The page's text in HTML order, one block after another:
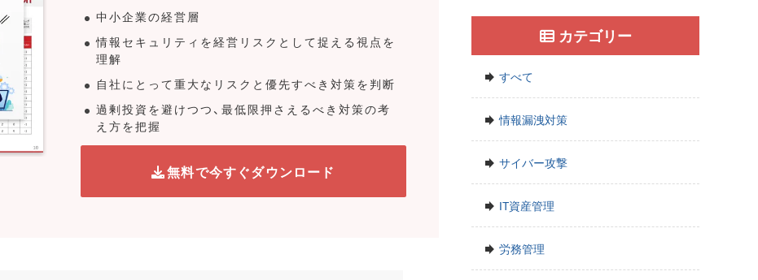
中小企業の経営層
情報セキュリティを経営リスクとして捉える視点を
理解
自社にとって重大なリスクと優先すべき対策を判断
過剰投資を避けつつ、最低限押さえるべき対策の考
え方を把握
無料で今すぐダウンロード
カテゴリー
すべて
情報漏洩対策
サイバー攻撃
IT資産管理
労務管理